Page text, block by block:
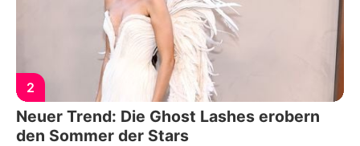
2
Neuer Trend: Die Ghost Lashes erobern
den Sommer der Stars